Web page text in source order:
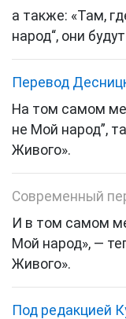
а также: «Там,
народ“, они
Перевод
На том самом
не Мой народ”,
Живого».
Современный
И в том самом
Мой народ», —
Живого».
Под редакцией